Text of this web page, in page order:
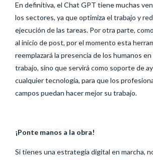
En definitiva, el Chat GPT tiene muchas
los sectores, ya que optimiza el trabajo y
ejecución de las tareas. Por otra parte,
al inicio de post, por el momento esta
reemplazará la presencia de los humanos
trabajo, sino que servirá como soporte de
cualquier tecnología, para que los
campos puedan hacer mejor su trabajo.
¡Ponte manos a la obra!
Si tienes una estrategia digital en marcha,